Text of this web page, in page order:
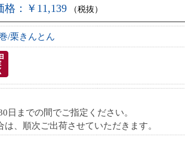
格：￥11,139 （税抜）
/栗きんとん
日までの間でご指定ください。
は、順次ご出荷させていただきます。